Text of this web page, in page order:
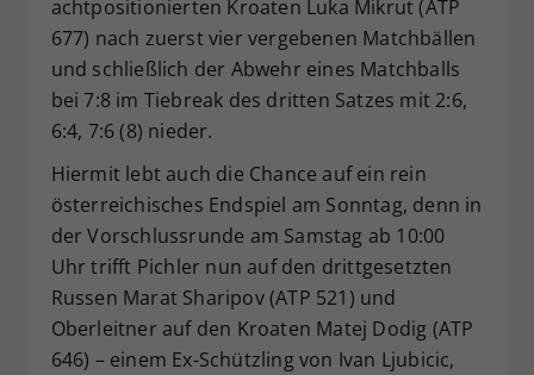
achtpositionierten Kroaten Luka Mikrut (ATP
677) nach zuerst vier vergebenen Matchbällen
und schließlich der Abwehr eines Matchballs
bei 7:8 im Tiebreak des dritten Satzes mit 2:6,
6:4, 7:6 (8) nieder.
Hiermit lebt auch die Chance auf ein rein
österreichisches Endspiel am Sonntag, denn in
der Vorschlussrunde am Samstag ab 10:00
Uhr trifft Pichler nun auf den drittgesetzten
Russen Marat Sharipov (ATP 521) und
Oberleitner auf den Kroaten Matej Dodig (ATP
646) – einem Ex-Schützling von Ivan Ljubicic,